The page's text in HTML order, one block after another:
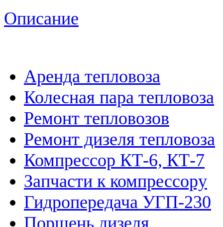
Описание
Аренда тепловоза
Колесная пара тепловоза
Ремонт тепловозов
Ремонт дизеля тепловоза
Компрессор КТ-6, КТ-7
Запчасти к компрессору
Гидропередача УГП-230
Поршень дизеля